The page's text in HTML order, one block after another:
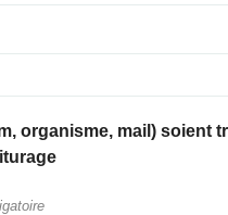
organisme, mail) soient